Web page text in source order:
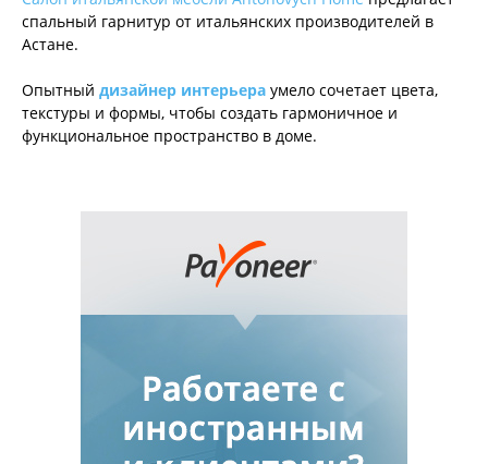
спальный гарнитур от итальянских производителей в
Астане.
Опытный дизайнер интерьера умело сочетает цвета,
текстуры и формы, чтобы создать гармоничное и
функциональное пространство в доме.